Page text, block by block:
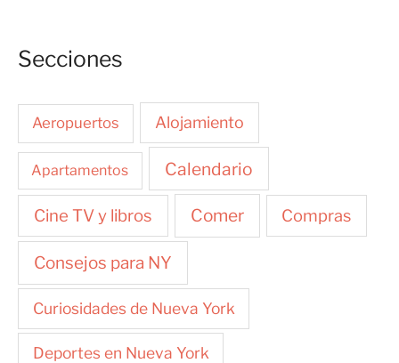
Secciones
Aeropuertos Alojamiento
Apartamentos Calendario
Cine TV y libros Comer Compras
Consejos para NY
Curiosidades de Nueva York
Deportes en Nueva York